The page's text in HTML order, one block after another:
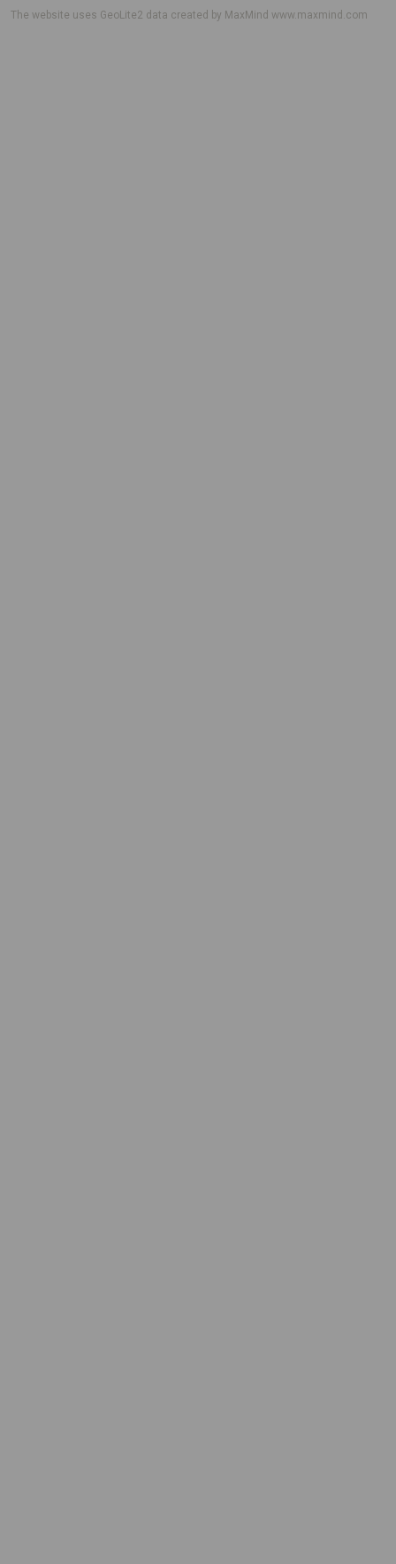
The website uses GeoLite2 data created by MaxMindwww.maxmind.com